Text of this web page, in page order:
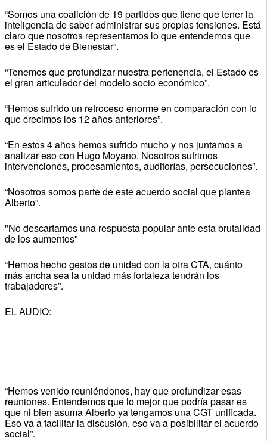
“Somos una coalición de 19 partidos que tiene que tener la
inteligencia de saber administrar sus propias tensiones. Está
claro que nosotros representamos lo que entendemos que
es el Estado de Bienestar”.
“Tenemos que profundizar nuestra pertenencia, el Estado es
el gran articulador del modelo socio económico”.
“Hemos sufrido un retroceso enorme en comparación con lo
que crecimos los 12 años anteriores”.
“En estos 4 años hemos sufrido mucho y nos juntamos a
analizar eso con Hugo Moyano. Nosotros sufrimos
intervenciones, procesamientos, auditorías, persecuciones”.
“Nosotros somos parte de este acuerdo social que plantea
Alberto”.
"No descartamos una respuesta popular ante esta brutalidad
de los aumentos"
“Hemos hecho gestos de unidad con la otra CTA, cuánto
más ancha sea la unidad más fortaleza tendrán los
trabajadores”.
EL AUDIO:
“Hemos venido reuniéndonos, hay que profundizar esas
reuniones. Entendemos que lo mejor que podría pasar es
que ni bien asuma Alberto ya tengamos una CGT unificada.
Eso va a facilitar la discusión, eso va a posibilitar el acuerdo
social”.